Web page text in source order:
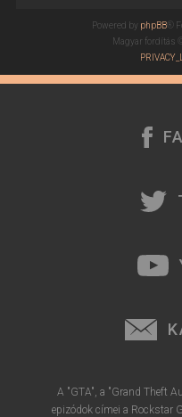
Powered by phpBB®
Magyar fordítás ©
A "GTA", a "Grand Theft
epizódok címei a Rockstar